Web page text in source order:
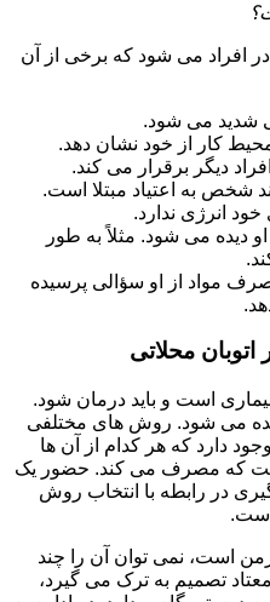
در افراد می شود که برخی از آن
شدید می شود.
کار از خود نشان دهد.
دیگر برقرار می کند.
شخص به اعتیاد مبتلا است.
انرژی ندارد.
دیده می شود. مثلاً به طور
مواد از او سؤالی پرسیده
اتوبان محلاتی
است و باید درمان شود.
می شود. روش های مختلفی
دارد که هر کدام از آن ها
که مصرف می کند. حضور یک
در رابطه با انتخاب روش
است، نمی توان آن را چند
تصمیم به ترک می گیرد،